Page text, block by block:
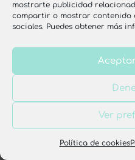
mostrarte publicidad
compartir o mostrar contenido
sociales. Puedes obtener más
Ver
Política de cookies